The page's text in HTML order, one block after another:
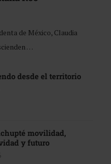
de México, Claudia
…
desde el territorio
movilidad,
y futuro